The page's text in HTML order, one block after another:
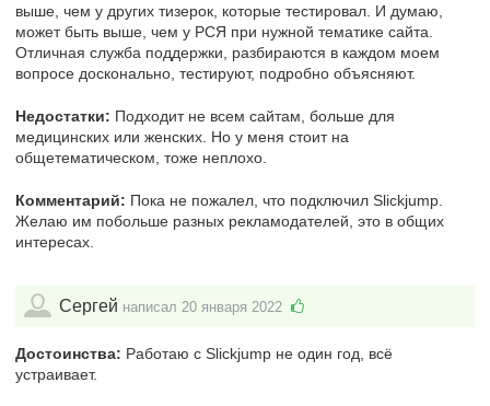
выше, чем у других тизерок, которые тестировал. И думаю,
может быть выше, чем у РСЯ при нужной тематике сайта.
Отличная служба поддержки, разбираются в каждом моем
вопросе досконально, тестируют, подробно объясняют.
Недостатки: Подходит не всем сайтам, больше для
медицинских или женских. Но у меня стоит на
общетематическом, тоже неплохо.
Комментарий: Пока не пожалел, что подключил Slickjump.
Желаю им побольше разных рекламодателей, это в общих
интересах.
Сергей написал 20 января 2022
Достоинства: Работаю с Slickjump не один год, всё
устраивает.